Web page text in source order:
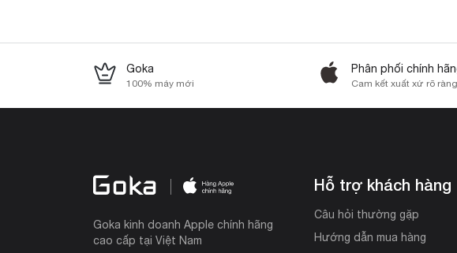
Goka
100% máy mới
Phân phối chính
Cam kết xuất xứ rõ ràng
Goka kinh doanh Apple chính hãng
cao cấp tại Việt Nam
Hỗ trợ khách hàng
Câu hỏi thường gặp
Hướng dẫn mua hàng